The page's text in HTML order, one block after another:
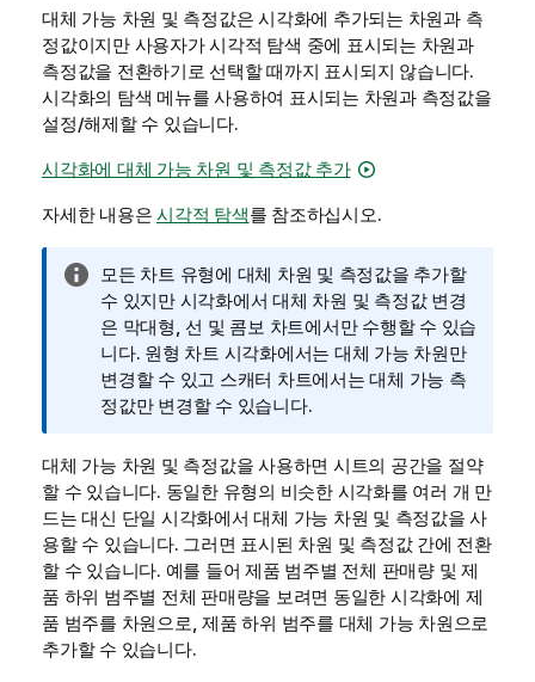
대체 가능 차원 및 측정값은 시각화에 추가되는 차원과 측
정값이지만 사용자가 시각적 탐색 중에 표시되는 차원과
측정값을 전환하기로 선택할 때까지 표시되지 않습니다.
시각화의 탐색 메뉴를 사용하여 표시되는 차원과 측정값을
설정/해제할 수 있습니다.
시각화에 대체 가능 차원 및 측정값 추가
자세한 내용은 시각적 탐색를 참조하십시오.
정
보
메
모
모든 차트 유형에 대체 차원 및 측정값을 추가할
수 있지만 시각화에서 대체 차원 및 측정값 변경
은 막대형, 선 및 콤보 차트에서만 수행할 수 있습
니다. 원형 차트 시각화에서는 대체 가능 차원만
변경할 수 있고 스캐터 차트에서는 대체 가능 측
정값만 변경할 수 있습니다.
대체 가능 차원 및 측정값을 사용하면 시트의 공간을 절약
할 수 있습니다. 동일한 유형의 비슷한 시각화를 여러 개 만
드는 대신 단일 시각화에서 대체 가능 차원 및 측정값을 사
용할 수 있습니다. 그러면 표시된 차원 및 측정값 간에 전환
할 수 있습니다. 예를 들어 제품 범주별 전체 판매량 및 제
품 하위 범주별 전체 판매량을 보려면 동일한 시각화에 제
품 범주를 차원으로, 제품 하위 범주를 대체 가능 차원으로
추가할 수 있습니다.